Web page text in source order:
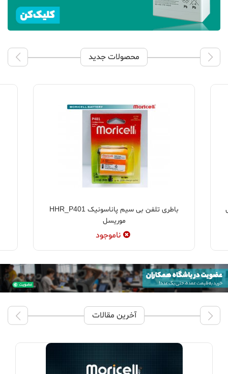
محصولات جدید
باطری تلفن بی سیم پاناسونیک HHR_P401
موریسل
ناموجود
آخرین مقالات